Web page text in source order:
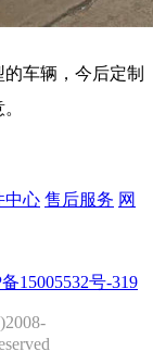
的车辆，今后定制
中心 售后服务 网
15005532号-319